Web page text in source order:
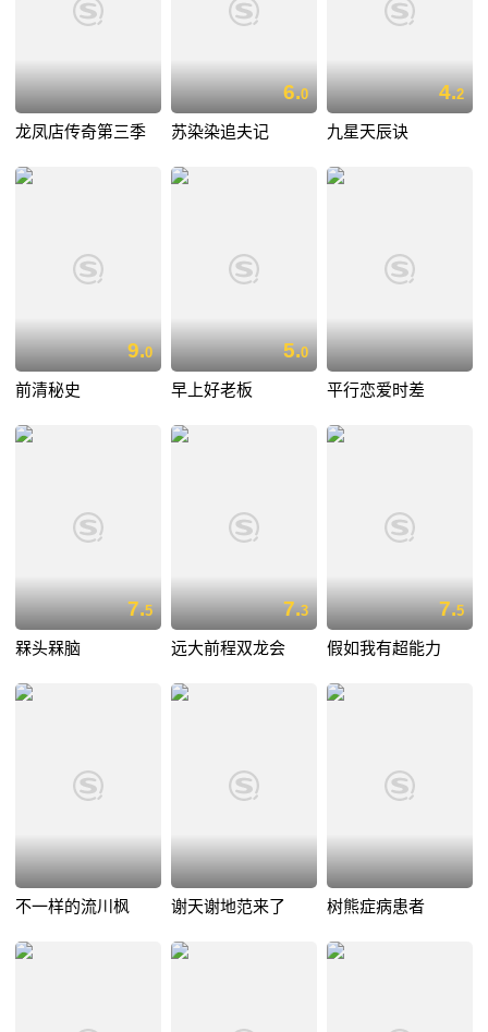
龙凤店传奇第三季
6.0
苏染染追夫记
4.2
九星天辰诀
9.0
前清秘史
5.0
早上好老板 平行恋爱时差
7.5
槑头槑脑
7.3
远大前程双龙会
7.5
假如我有超能力
不一样的流川枫 谢天谢地范来了 树熊症病患者